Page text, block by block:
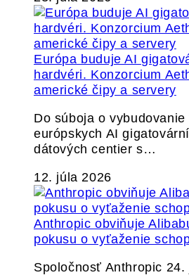
Európa buduje AI
hardvéri. Konzorcium
americké čipy a servery
Do súboja o vybudovanie
európskych AI
dátových centier s…
12. júla 2026
Anthropic obviňuje
pokusu o vyťaženie
Spoločnosť Anthropic